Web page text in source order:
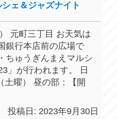
ェ＆ジャズナイト
元町三丁目 お天気は
銀行本店前の広場で
ちゅうぎんまえマルシ
」が行われます。 日
土曜） 昼の部：【開
投稿日: 2023年9月30日